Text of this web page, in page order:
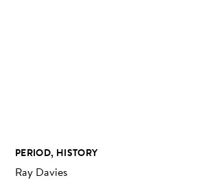
PERIOD, HISTORY
Ray Davies